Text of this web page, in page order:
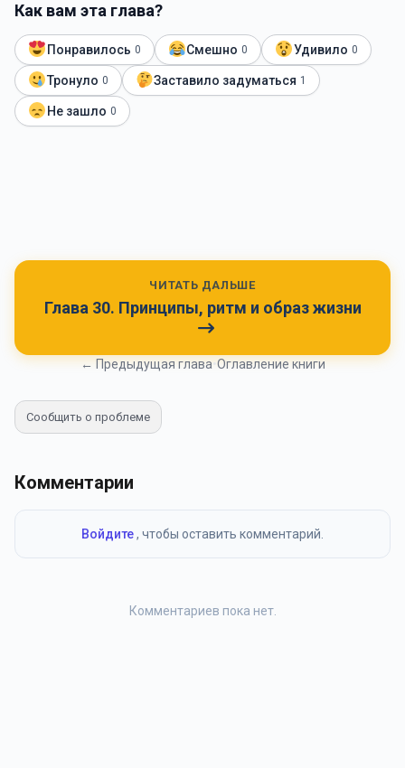
Как вам эта глава?
Понравилось 0 Смешно 0 Удивило 0
Тронуло 0 Заставило задуматься 1
Не зашло 0
ЧИТАТЬ ДАЛЬШЕ
Глава 30. Принципы, ритм и образ жизни
← Предыдущая глава Оглавление книги
Сообщить о проблеме
Комментарии
Войдите, чтобы оставить комментарий.
Комментариев пока нет.